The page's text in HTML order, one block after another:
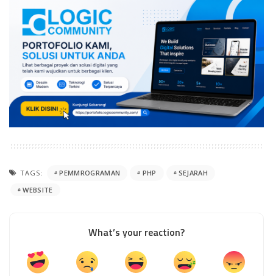
TAGS: PEMMROGRAMAN PHP
SEJARAH
WEBSITE
What’s your reaction?